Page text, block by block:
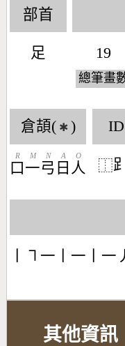
部首
足 19
總筆畫
倉頡( ✱ )
口
R
一
M
弓
N
日
A
人
O
⿰
丨㇕一丨一丨
其他資訊